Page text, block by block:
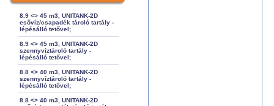
8.9 <> 45 m3, UNITANK-2D
esővíz/csapadék tároló tartály -
lépésálló tetővel;
8.9 <> 45 m3, UNITANK-2D
szennyvíztároló tartály -
lépésálló tetővel;
8.8 <> 40 m3, UNITANK-2D
szennyvíztároló tartály -
lépésálló tetővel;
8.8 <> 40 m3, UNITANK-2D